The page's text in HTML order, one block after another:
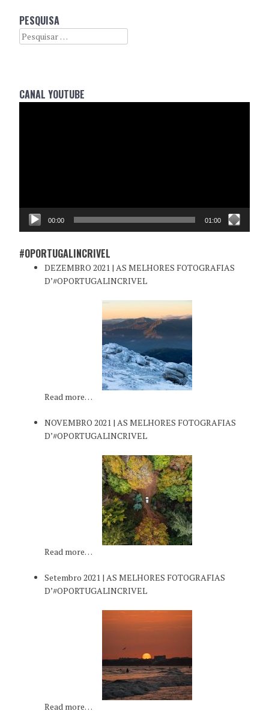
PESQUISA
Search
CANAL YOUTUBE
00:00 01:00
#OPORTUGALINCRIVEL
DEZEMBRO 2021 | AS MELHORES FOTOGRAFIAS
D’#OPORTUGALINCRIVEL
Read more…
NOVEMBRO 2021 | AS MELHORES FOTOGRAFIAS
D’#OPORTUGALINCRIVEL
Read more…
Setembro 2021 | AS MELHORES FOTOGRAFIAS
D’#OPORTUGALINCRIVEL
Read more…